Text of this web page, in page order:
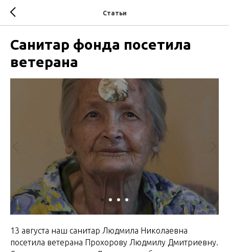
Статьи
Санитар фонда посетила
ветерана
13 августа наш санитар Людмила Николаевна
посетила ветерана Прохорову Людмилу Дмитриевну.